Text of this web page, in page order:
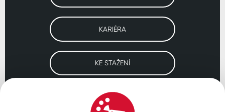
KARIÉRA
KE STAŽENÍ
Navštivte naše pobočky